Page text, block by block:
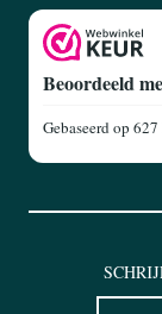
Beoordeeld
Gebaseerd op 627